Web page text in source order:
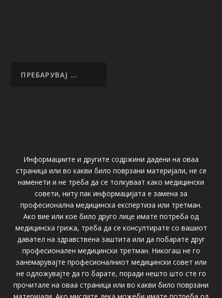
Информациите и другите содржини дадени на оваа
страница или во какви било поврзани материјали, не се
наменети и не треба да се толкуваат како медицински
совети, ниту пак информацијата е замена за
професионална медицинска експертиза или третман.
Ако вие или кое било друго лице имате потреба од
медицинска грижа, треба да се консултирате со вашиот
давател на здравствена заштита или да побарате друг
професионален медицински третман. Никогаш не го
занемарувајте професионалниот медицински совет или
не одложувајте да го барате, поради нешто што сте го
прочитале на оваа страница или во какви било поврзани